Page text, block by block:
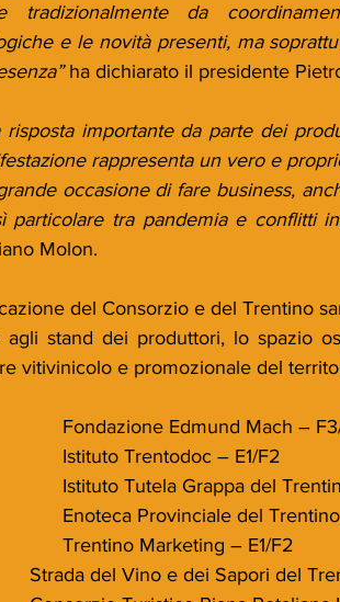
tradizionalmente da
e le novità presenti, ma
ha dichiarato il presidente
risposta importante da parte dei
rappresenta un vero e
occasione di fare business,
particolare tra pandemia e conflitti
Molon.
del Consorzio e del Trentino
agli stand dei produttori, lo spazio
vitivinicolo e promozionale del
Fondazione Edmund Mach –
Istituto Trentodoc – E1/F2
Istituto Tutela Grappa del
Enoteca Provinciale del
Trentino Marketing – E1/F2
Strada del Vino e dei Sapori del